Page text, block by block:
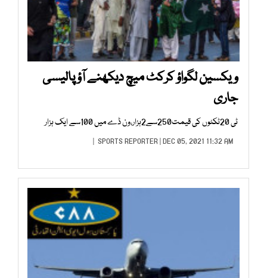
ویکسین لگواؤ کرکٹ میچ دیکھنے آؤ پالیسی
جاری
ٹی 20ٹکٹوں کی قیمت250سے2ہزار،ون ڈے میں 100سے ایک ہزار
SPORTS REPORTER| DEC 05, 2021 11:32 AM |